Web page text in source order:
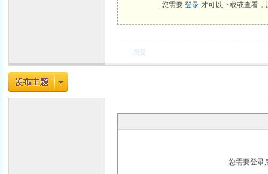
您需要 登录 才可以下载或查看，
回复
您需要登录